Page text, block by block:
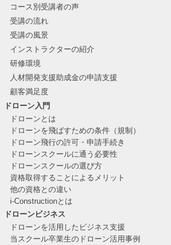
コース別受講者の声
受講の流れ
受講の風景
インストラクターの紹介
研修環境
人材開発支援助成金の申請支援
顧客満足度
ドローン入門
ドローンとは
ドローンを飛ばすための条件（規制）
ドローン飛行の許可・申請手続き
ドローンスクールに通う必要性
ドローンスクールの選び方
資格取得することによるメリット
他の資格との違い
i-Constructionとは
ドローンビジネス
ドローンを活用したビジネス支援
当スクール卒業生のドローン活用事例